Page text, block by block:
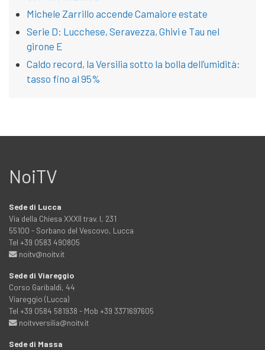
Michele Zarrillo accende Camaiore estate
Serie D: Lucchese, Seravezza, Ghivi e Tau nel
girone E
Caldo record, la Versilia sotto la bolla dell’umidità:
tasso fino al 95%
NoiTV
Sede di Lucca
Via della Chiesa XXXII trav. I, 231
55100 - Sorbano del Vescovo, Lucca
Tel +39 0583 490805
noitv@noitv.it
Sede di Viareggio
Corso Garibaldi, 44
Viareggio (Lucca)
Tel +39 0584 581938 - Mob +39 3371697605
noitvversilia@noitv.it
Sede di Massa